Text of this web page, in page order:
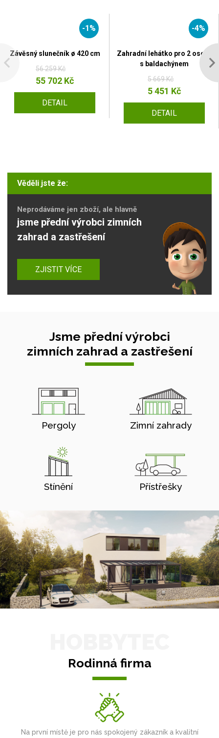
-1%
Závěsný slunečník ø 420 cm
56 259 Kč
55 702 Kč
DETAIL
-4%
Zahradní lehátko pro 2 osoby
s baldachýnem
5 669 Kč
5 451 Kč
DETAIL
Věděli jste že:
Neprodáváme jen zboží, ale hlavně
jsme přední výrobci zimních
zahrad a zastřešení
ZJISTIT VÍCE
Jsme přední výrobci
zimních zahrad a zastřešení
Pergoly Zimní zahrady
Stínění Přístřešky
Rodinná firma
Na první místě je pro nás spokojený zákazník a kvalitní